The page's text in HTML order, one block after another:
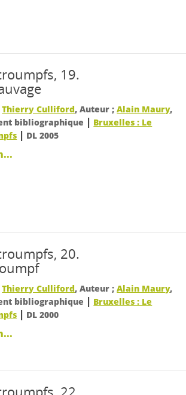
19.
Thierry Culliford, Auteur ;Alain Maury,
bibliographique | Bruxelles : Le
| DL 2005
20.
Thierry Culliford, Auteur ;Alain Maury,
bibliographique | Bruxelles : Le
| DL 2000
22.